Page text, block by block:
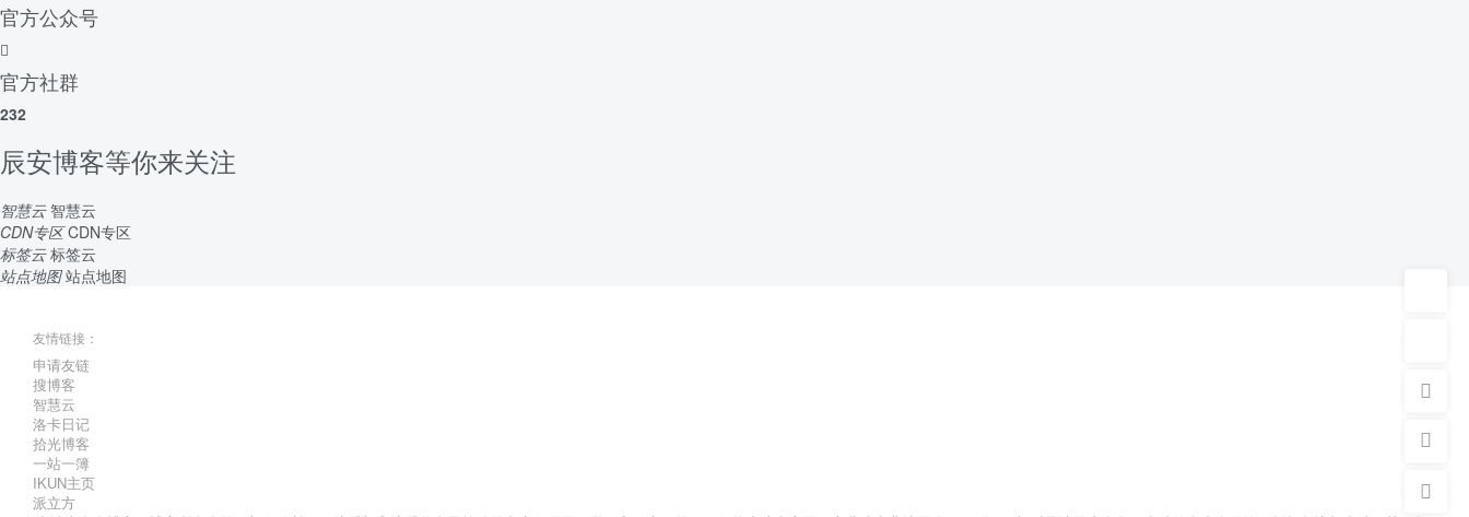
官方公众号
官方社群
232
辰安博客等你来关注
智慧云 智慧云
CDN专区 CDN专区
标签云 标签云
站点地图 站点地图
友情链接：
申请友链
搜博客
智慧云
洛卡日记
拾光博客
一站一簿
IKUN主页
派立方